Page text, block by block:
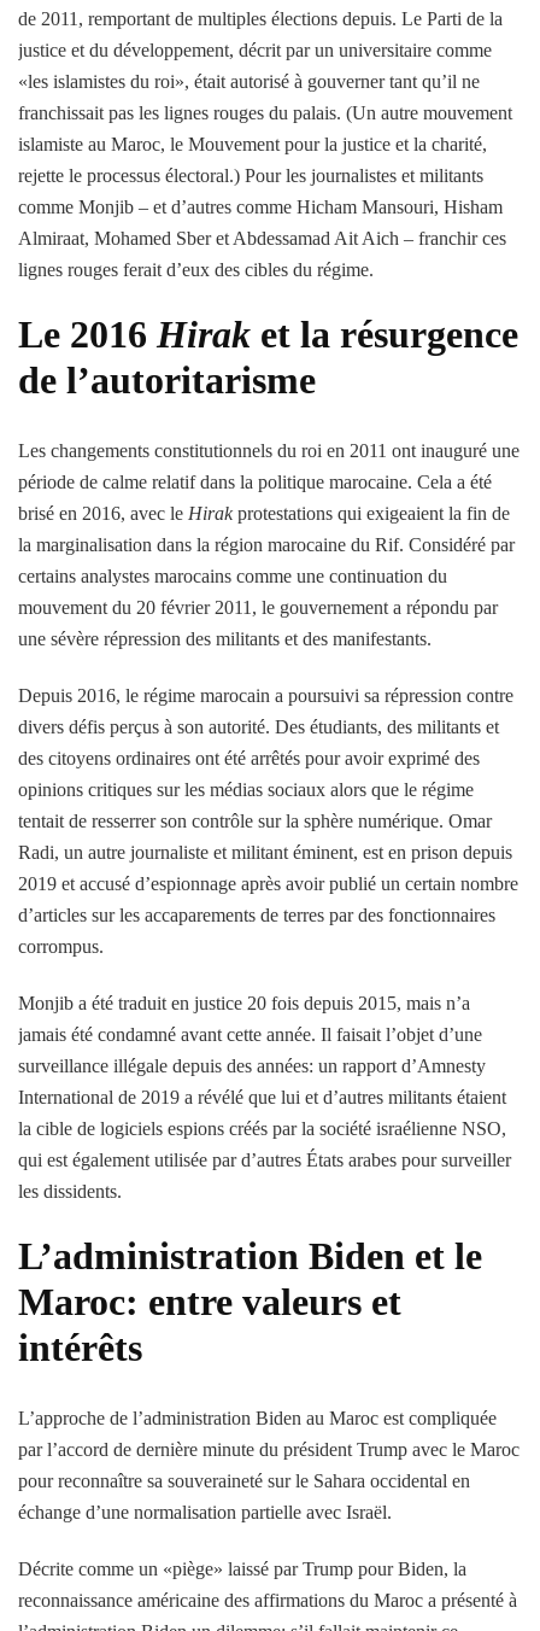
de 2011, remportant de multiples élections depuis. Le Parti de la
justice et du développement, décrit par un universitaire comme
«les islamistes du roi», était autorisé à gouverner tant qu’il ne
franchissait pas les lignes rouges du palais. (Un autre mouvement
islamiste au Maroc, le Mouvement pour la justice et la charité,
rejette le processus électoral.) Pour les journalistes et militants
comme Monjib – et d’autres comme Hicham Mansouri, Hisham
Almiraat, Mohamed Sber et Abdessamad Ait Aich – franchir ces
lignes rouges ferait d’eux des cibles du régime.
Le 2016Hirak et la résurgence
de l’autoritarisme
Les changements constitutionnels du roi en 2011 ont inauguré une
période de calme relatif dans la politique marocaine. Cela a été
brisé en 2016, avec le Hirakprotestations qui exigeaient la fin de
la marginalisation dans la région marocaine du Rif. Considéré par
certains analystes marocains comme une continuation du
mouvement du 20 février 2011, le gouvernement a répondu par
une sévère répression des militants et des manifestants.
Depuis 2016, le régime marocain a poursuivi sa répression contre
divers défis perçus à son autorité. Des étudiants, des militants et
des citoyens ordinaires ont été arrêtés pour avoir exprimé des
opinions critiques sur les médias sociaux alors que le régime
tentait de resserrer son contrôle sur la sphère numérique. Omar
Radi, un autre journaliste et militant éminent, est en prison depuis
2019 et accusé d’espionnage après avoir publié un certain nombre
d’articles sur les accaparements de terres par des fonctionnaires
corrompus.
Monjib a été traduit en justice 20 fois depuis 2015, mais n’a
jamais été condamné avant cette année. Il faisait l’objet d’une
surveillance illégale depuis des années: un rapport d’Amnesty
International de 2019 a révélé que lui et d’autres militants étaient
la cible de logiciels espions créés par la société israélienne NSO,
qui est également utilisée par d’autres États arabes pour surveiller
les dissidents.
L’administration Biden et le
Maroc: entre valeurs et
intérêts
L’approche de l’administration Biden au Maroc est compliquée
par l’accord de dernière minute du président Trump avec le Maroc
pour reconnaître sa souveraineté sur le Sahara occidental en
échange d’une normalisation partielle avec Israël.
Décrite comme un «piège» laissé par Trump pour Biden, la
reconnaissance américaine des affirmations du Maroc a présenté à